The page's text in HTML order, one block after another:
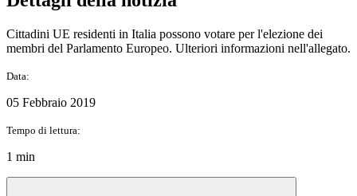
Cittadini UE residenti in Italia possono votare per l'elezione dei
membri del Parlamento Europeo. Ulteriori informazioni nell'allegato.
Data:
05 Febbraio 2019
Tempo di lettura:
1 min